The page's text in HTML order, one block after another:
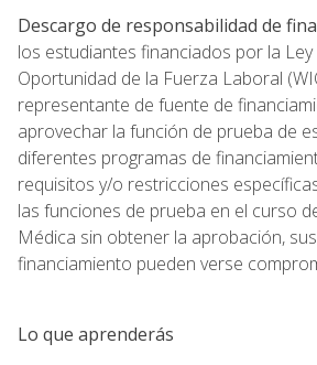
Descargo de responsabilidad de
los estudiantes financiados por la
Oportunidad de la Fuerza Laboral
representante de fuente de
aprovechar la función de prueba de
diferentes programas de
requisitos y/o restricciones
las funciones de prueba en el curso
Médica sin obtener la aprobación,
financiamiento pueden verse
Lo que aprenderás